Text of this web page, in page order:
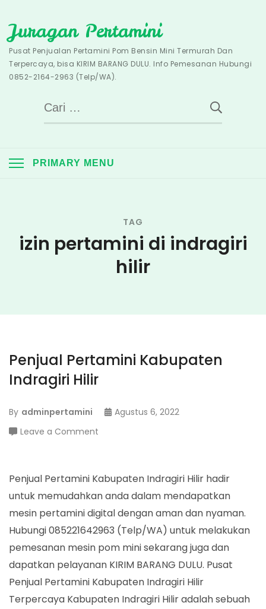
to
content
Juragan Pertamini
Pusat Penjualan Pertamini Pom Bensin Mini Termurah Dan
Terpercaya, bisa KIRIM BARANG DULU. Info Pemesanan Hubungi
0852-2164-2963 (Telp/WA).
Cari
untuk:
PRIMARY MENU
TAG
izin pertamini di indragiri
hilir
Penjual Pertamini Kabupaten
Indragiri Hilir
By adminpertamini
Agustus 6, 2022
Leave a Comment
Kabupaten
Indragiri
Hilir
Penjual Pertamini Kabupaten Indragiri Hilir hadir
untuk memudahkan anda dalam mendapatkan
mesin pertamini digital dengan aman dan nyaman.
Hubungi 085221642963 (Telp/WA) untuk melakukan
pemesanan mesin pom mini sekarang juga dan
dapatkan pelayanan KIRIM BARANG DULU. Pusat
Penjual Pertamini Kabupaten Indragiri Hilir
Terpercaya Kabupaten Indragiri Hilir adalah sebuah